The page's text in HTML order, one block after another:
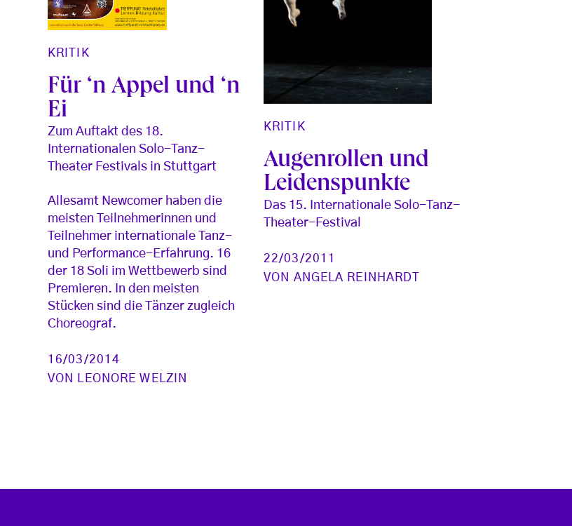
KRITIK
Für ‘n Appel und ‘n
Ei
Zum Auftakt des 18.
Internationalen Solo-Tanz-
Theater Festivals in Stuttgart
Allesamt Newcomer haben die
meisten Teilnehmerinnen und
Teilnehmer internationale Tanz-
und Performance-Erfahrung. 16
der 18 Soli im Wettbewerb sind
Premieren. In den meisten
Stücken sind die Tänzer zugleich
Choreograf.
16/03/2014
VON
LEONORE WELZIN
KRITIK
Augenrollen und
Leidenspunkte
Das 15. Internationale Solo-Tanz-
Theater-Festival
22/03/2011
VON ANGELA REINHARDT